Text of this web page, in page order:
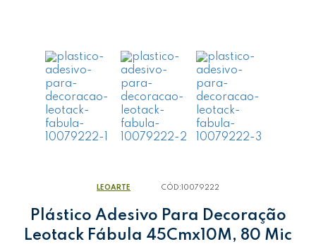
LEOARTE CÓD: 10079222
Plástico Adesivo Para Decoração
Leotack Fábula 45Cmx10M, 80 Mic